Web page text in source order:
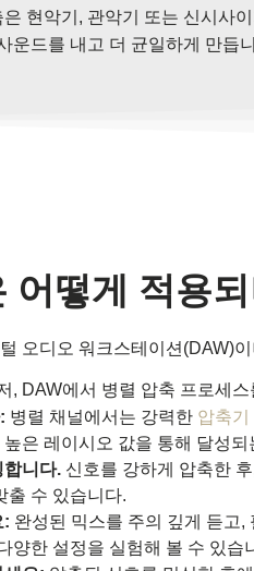
은 현악기, 관악기 또는 신시사
운드를 내고 더 균일하게 만듭
어떻게 적용
오디오 워크스테이션(DAW)
, DAW에서 병렬 압축 프로세
병렬 채널에서는 강력한 압축기
은 레이시오 값을 통해 달성
합니다. 신호를 강하게 압축한
출 수 있습니다.
: 완성된 믹스를 주의 깊게 듣고
양한 설정을 실험해 볼 수 있습